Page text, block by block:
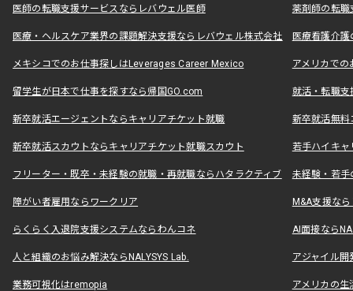
医師の転職支援サービスならレバウェル医師 薬剤師の転
医療・ヘルスケア業界の課題解決支援ならレバウェル株式会社 医療看護介
メキシコでのお仕事探しはLeverages Career Mexico アメリカで
留学生が日本で仕事を探すなら帰国GO.com 就活・転職
新卒就活エージェントならキャリアチケット就職 新卒就活無料
新卒就活スカウトならキャリアチケット就職スカウト 若手ハイキ
フリーター・既卒・未経験の就職・再就職ならハタラクティブ 未経験・若手
障がい者雇用ならワークリア M&A支援な
らくらく入退院支援システムならわんコネ AI面接なら
人と組織のお悩み解決ならNALYSYS Lab. アジャイル
業務可視化はremopia アメリカの